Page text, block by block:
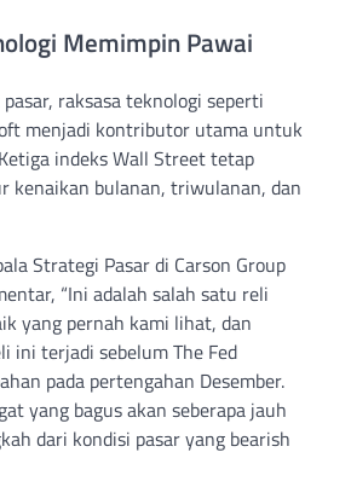
Memimpin Pawai
raksasa teknologi seperti
menjadi kontributor utama untuk
indeks Wall Street tetap
kenaikan bulanan, triwulanan, dan
Strategi Pasar di Carson Group
“Ini adalah salah satu reli
yang pernah kami lihat, dan
ini terjadi sebelum The Fed
pada pertengahan Desember.
yang bagus akan seberapa jauh
dari kondisi pasar yang bearish